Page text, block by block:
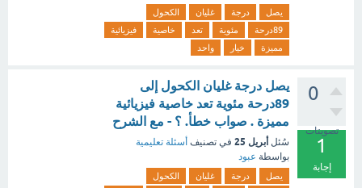
يصل درجة غليان
الكحول
89درحة
مئوية تعد خاصية
فيزيائية
مميزة
خيار واحد
0
تصويتات
1
إجابة
يصل درجة غليان الكحول إلى
89درحة مئوية تعد خاصية فيزيائية
مميزة . صواب خطأ. ؟ - مع الشرح
سُئل أبريل 25 في تصنيف أسئلة تعليمية
بواسطة عبود
يصل درجة غليان
الكحول